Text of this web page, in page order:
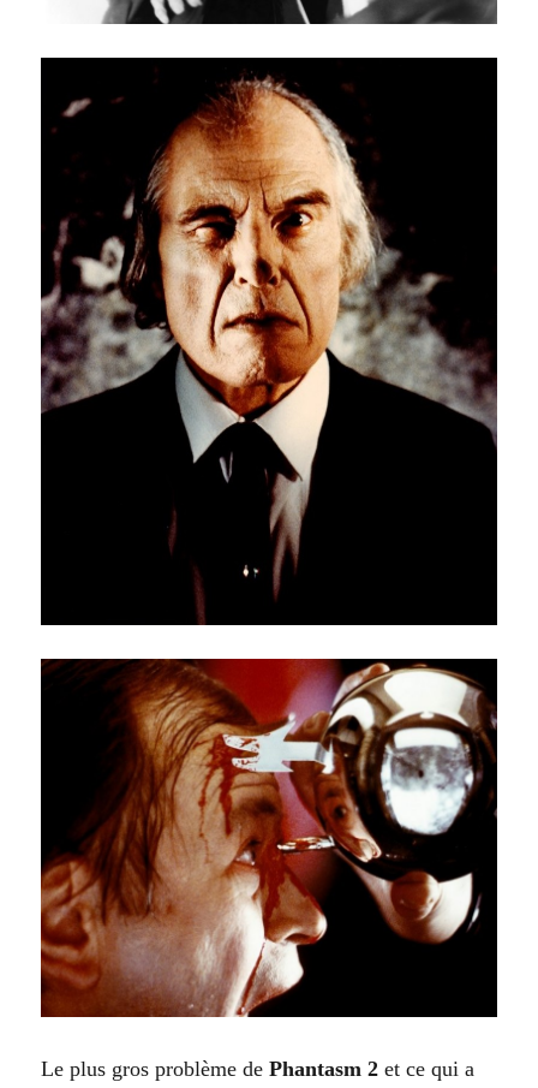
Le plus gros problème dePhantasm 2 et ce qui a